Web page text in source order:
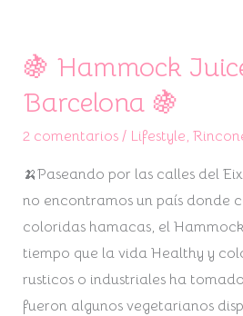
🍇 Hammock
Barcelona 🍇
2 comentarios / Lifestyle,
🍌Paseando por las calles del
no encontramos un país donde
coloridas hamacas, el
tiempo que la vida Healthy y
rusticos o industriales ha
fueron algunos vegetarianos
🍇
Juice
Station
Barcelona
🍇